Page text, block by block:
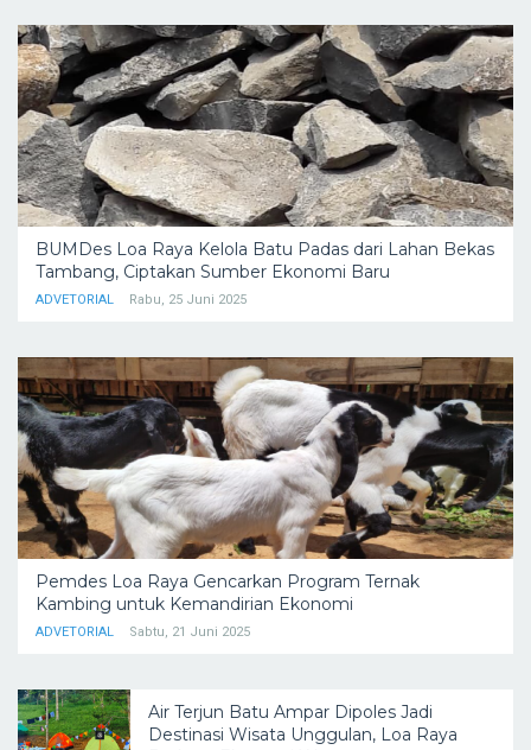
BUMDes Loa Raya Kelola Batu Padas dari Lahan Bekas
Tambang, Ciptakan Sumber Ekonomi Baru
ADVETORIAL Rabu, 25 Juni 2025
Pemdes Loa Raya Gencarkan Program Ternak
Kambing untuk Kemandirian Ekonomi
ADVETORIAL Sabtu, 21 Juni 2025
Air Terjun Batu Ampar Dipoles Jadi
Destinasi Wisata Unggulan, Loa Raya